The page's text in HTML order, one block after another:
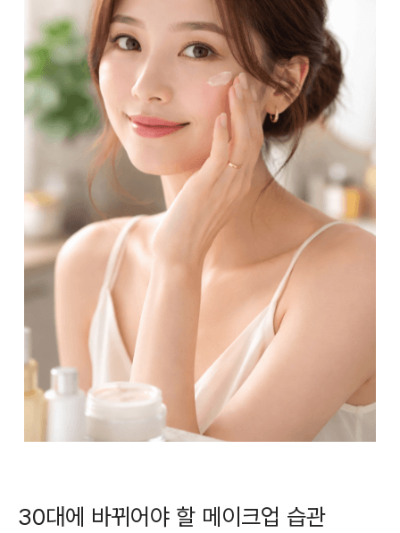
30대에 바뀌어야 할 메이크업 습관